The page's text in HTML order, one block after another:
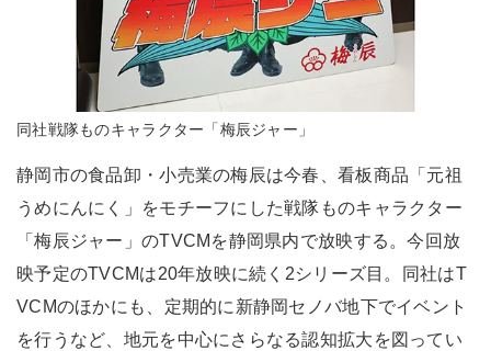
同社戦隊ものキャラクター「梅辰ジャー」
静岡市の食品卸・小売業の梅辰は今春、看板商品「元祖
うめにんにく」をモチーフにした戦隊ものキャラクター
「梅辰ジャー」のTVCMを静岡県内で放映する。今回放
映予定のTVCMは20年放映に続く2シリーズ目。同社はT
VCMのほかにも、定期的に新静岡セノバ地下でイベント
を行うなど、地元を中心にさらなる認知拡大を図ってい